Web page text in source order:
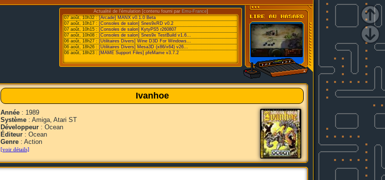
Actualité de l'émulation [contenu fourni par Emu-France]
07 août, 10h32 :[Arcade] MANX v0.1.0 Beta
07 août, 10h17 : [Consoles de salon] Snes9xRD v0.2
07 août, 10h15 : [Consoles de salon] KytyPS5 r260807
07 août, 10h08 : [Consoles de salon] Snes9x TestBuild v1.6...
06 août, 18h27 : [Utilitaires Divers] Wine D3D For Windows...
06 août, 18h26 : [Utilitaires Divers] Mesa3D (x86/x64) v26...
06 août, 18h23 : [MAME Support Files] pfeMame v3.7.2
Ivanhoe
Année : 1989
Système : Amiga, Atari ST
Développeur : Ocean
Éditeur : Ocean
Genre : Action
[voir détails]